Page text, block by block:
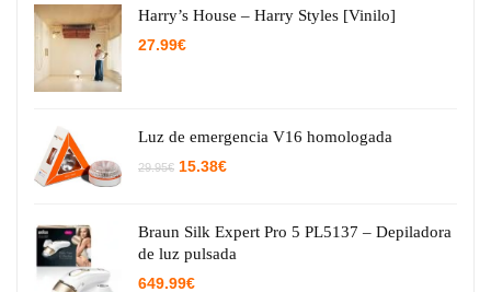
Harry’s House – Harry Styles [Vinilo]
27.99€
Luz de emergencia V16 homologada
29.95€ El
29.95€.
15.38€El
15.38€.
Braun Silk Expert Pro 5 PL5137 – Depiladora
de luz pulsada
649.99€